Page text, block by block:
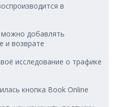
в
добавлять
и возврате
исследование о трафике
кнопка Book Online